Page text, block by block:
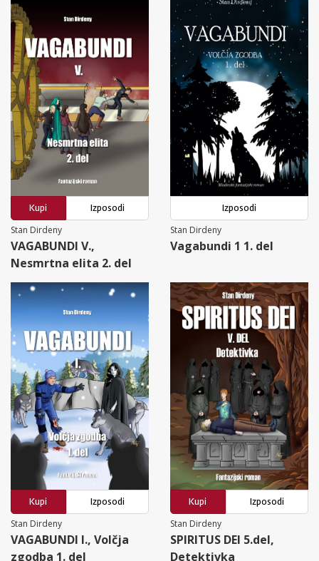
Kupi
Izposodi
Stan Dirdeny
VAGABUNDI V.,
Nesmrtna elita 2. del
Izposodi
Stan Dirdeny
Vagabundi 1 1. del
Kupi
Izposodi
Stan Dirdeny
VAGABUNDI I., Volčja
zgodba 1. del
Kupi
Izposodi
Stan Dirdeny
SPIRITUS DEI 5.del,
Detektivka